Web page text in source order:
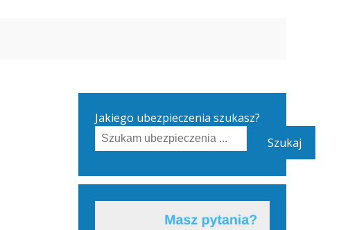
Jakiego ubezpieczenia szukasz?
Szukaj